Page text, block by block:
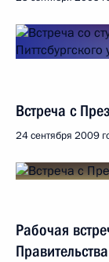
Встреча с
24 сентября 2009
Рабочая